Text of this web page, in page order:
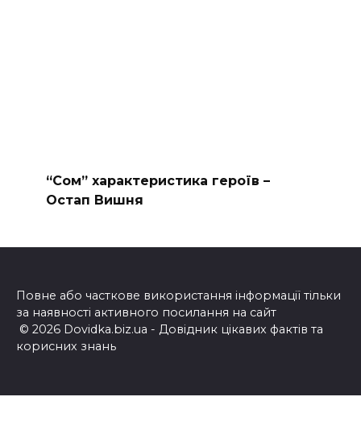
“Сом” характеристика героїв –
Остап Вишня
Повне або часткове використання інформації тільки
за наявності активного посилання на сайт
© 2026 Dovidka.biz.ua - Довідник цікавих фактів та
корисних знань